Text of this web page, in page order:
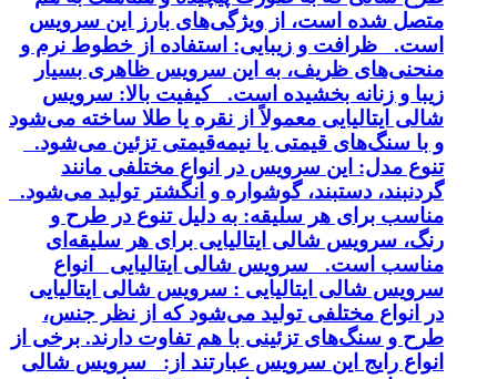
متصل شده است، از ویژگی‌های بارز این سرویس
است. ظرافت و زیبایی: استفاده از خطوط نرم و
منحنی‌های ظریف، به این سرویس ظاهری بسیار
زیبا و زنانه بخشیده است. کیفیت بالا: سرویس
شالی ایتالیایی معمولاً از نقره یا طلا ساخته می‌شود
و با سنگ‌های قیمتی یا نیمه‌قیمتی تزئین می‌شود.
تنوع مدل: این سرویس در انواع مختلفی مانند
گردنبند، دستبند، گوشواره و انگشتر تولید می‌شود.
مناسب برای هر سلیقه: به دلیل تنوع در طرح و
رنگ، سرویس شالی ایتالیایی برای هر سلیقه‌ای
مناسب است. سرویس شالی ایتالیایی انواع
سرویس شالی ایتالیایی : سرویس شالی ایتالیایی
در انواع مختلفی تولید می‌شود که از نظر جنس،
طرح و سنگ‌های تزئینی با هم تفاوت دارند. برخی از
انواع رایج این سرویس عبارتند از: سرویس شالی